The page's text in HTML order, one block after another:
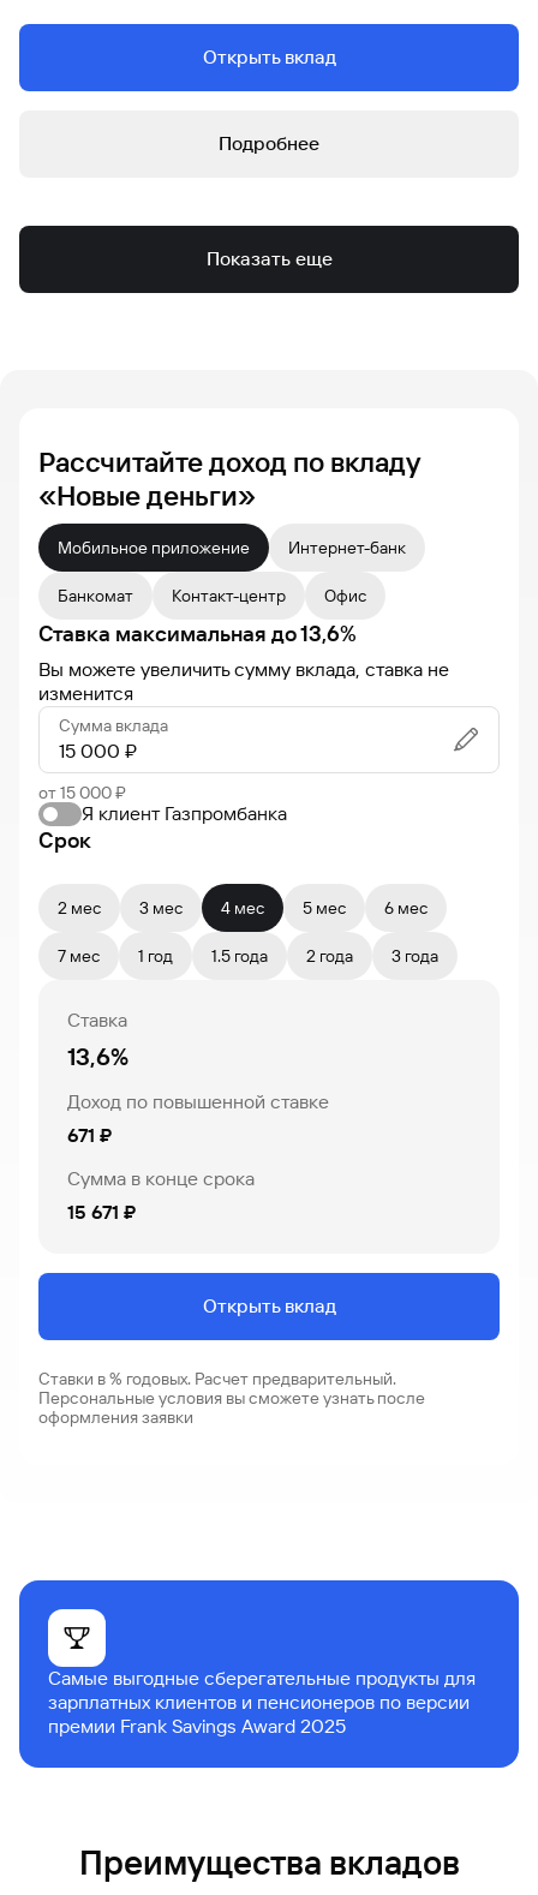
Открыть вклад
Подробнее
Показать еще
Рассчитайте доход по вкладу
«Новые деньги»
Мобильное приложение Интернет-банк
Банкомат Контакт-центр Офис
Ставка максимальная до13,6%
Вы можете увеличить сумму вклада, ставка не
изменится
Сумма вклада
от 15 000 ₽
Я клиент Газпромбанка
Срок
2 мес 3 мес 4 мес 5 мес 6 мес
7 мес 1 год 1.5 года 2 года 3 года
Ставка
13,6%
Доход по повышенной ставке
671 ₽
Сумма в конце срока
15 671 ₽
Открыть вклад
Ставки в % годовых. Расчет предварительный.
Персональные условия вы сможете узнать после
оформления заявки
Самые выгодные сберегательные продукты для
зарплатных клиентов и пенсионеров по версии
премии Frank Savings Award 2025
Преимущества вкладов